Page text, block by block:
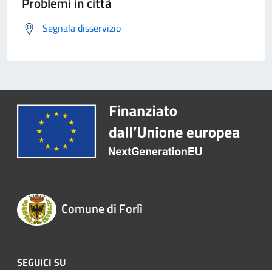
Segnala disservizio
Comune di Forlì
SEGUICI SU